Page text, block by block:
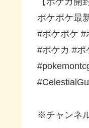
ポケポケ最
#ポケポケ #
#ポケカ #ポ
※チャンネ